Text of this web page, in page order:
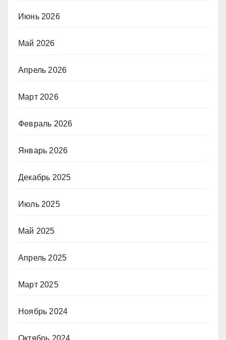
Июнь 2026
Май 2026
Апрель 2026
Март 2026
Февраль 2026
Январь 2026
Декабрь 2025
Июль 2025
Май 2025
Апрель 2025
Март 2025
Ноябрь 2024
Октябрь 2024